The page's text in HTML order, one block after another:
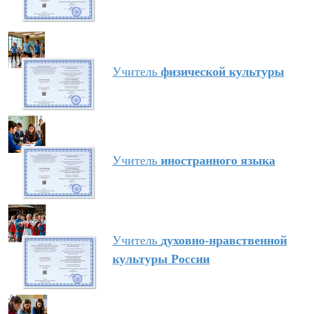
Учитель физической культуры
Учитель иностранного языка
Учитель духовно-нравственной
культуры России